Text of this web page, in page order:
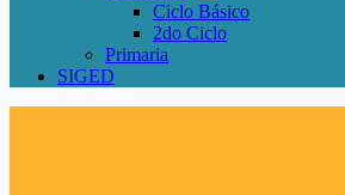
Ciclo Básico
2do Ciclo
Primaria
SIGED